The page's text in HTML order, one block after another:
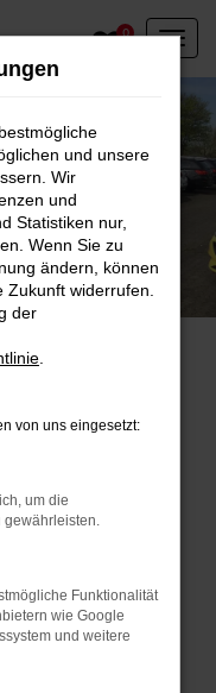
0
können:
deine
Beispiel deine
und unsere
Wir
und
Statistiken nur,
Wenn Sie zu
ändern, können
widerrufen.
der
von uns eingesetzt:
um die
gewährleisten.
Funktionalität
wie Google
und weitere